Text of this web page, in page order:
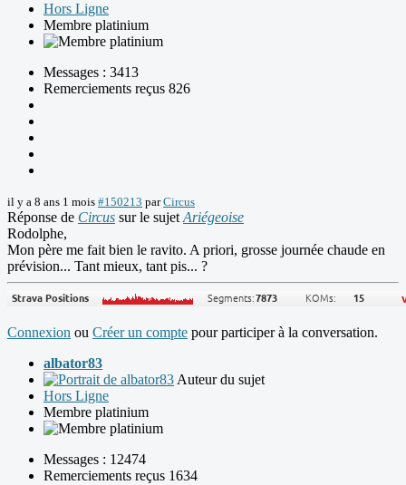
Hors Ligne
Membre platinium
Messages : 3413
Remerciements reçus 826
il y a 8 ans 1 mois #150213 parCircus
Réponse de Circus sur le sujet Ariégeoise
Rodolphe,
Mon père me fait bien le ravito. A priori, grosse journée chaude en
prévision... Tant mieux, tant pis... ?
Connexion ou Créer un compte pour participer à la conversation.
albator83
Auteur du sujet
Hors Ligne
Membre platinium
Messages : 12474
Remerciements reçus 1634